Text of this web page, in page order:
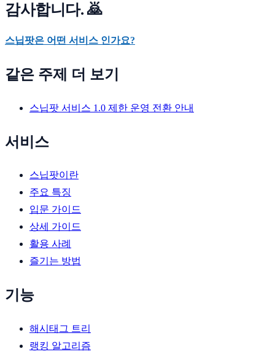
감사합니다. 🙇
스닙팟은 어떤 서비스 인가요?
같은 주제 더 보기
스닙팟 서비스 1.0 제한 운영 전환 안내
서비스
스닙팟이란
주요 특징
입문 가이드
상세 가이드
활용 사례
즐기는 방법
기능
해시태그 트리
랭킹 알고리즘